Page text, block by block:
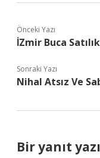
Önceki Yazı
İZmir Buca
Sonraki Yazı
Nihal Atsız Ve
Bir yanıt